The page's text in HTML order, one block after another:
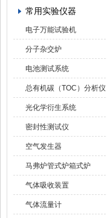
常用实验仪器
电子万能试验机
分子杂交炉
电池测试系统
总有机碳（TOC）分析仪
光化学衍生系统
密封性测试仪
空气发生器
马弗炉管式炉箱式炉
气体吸收装置
气体流量计